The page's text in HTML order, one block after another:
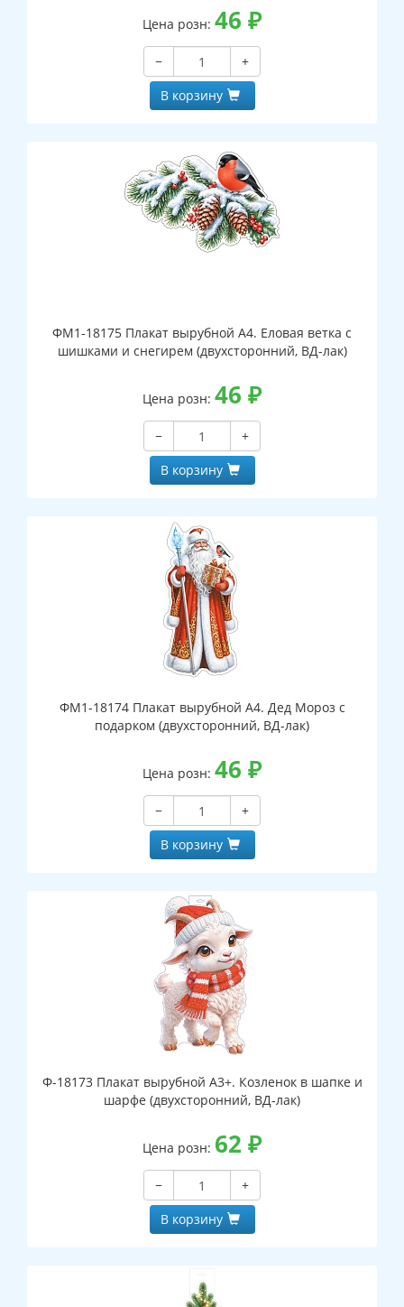
Цена розн: 46 ₽
−
+
В корзину
ФМ1-18175 Плакат вырубной А4. Еловая ветка с
шишками и снегирем (двухсторонний, ВД-лак)
Цена розн: 46 ₽
−
+
В корзину
ФМ1-18174 Плакат вырубной А4. Дед Мороз с
подарком (двухсторонний, ВД-лак)
Цена розн: 46 ₽
−
+
В корзину
Ф-18173 Плакат вырубной А3+. Козленок в шапке и
шарфе (двухсторонний, ВД-лак)
Цена розн: 62 ₽
−
+
В корзину